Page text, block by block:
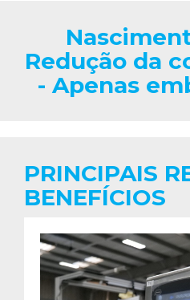
Redução da
- Apenas
PRINCIPAIS
BENEFÍCIOS